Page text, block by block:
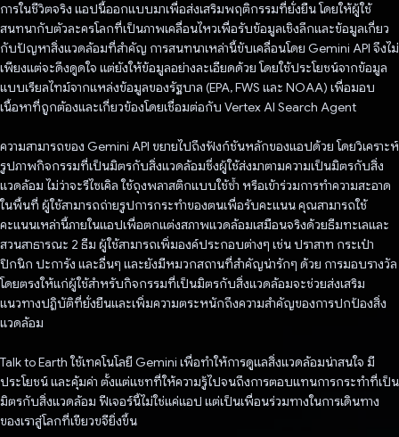
การในชีวิตจริง แอปนี้ออกแบบมาเพื่อส่งเสริมพฤติกรรมที่ยั่งยืน โดยให้ผู้ใช้
สนทนากับตัวละครโลกที่เป็นภาพเคลื่อนไหวเพื่อรับข้อมูลเชิงลึกและข้อมูลเกี่ยว
กับปัญหาสิ่งแวดล้อมที่สำคัญ การสนทนาเหล่านี้ขับเคลื่อนโดย Gemini API จึงไม่
เพียงแต่จะดึงดูดใจ แต่ยังให้ข้อมูลอย่างละเอียดด้วย โดยใช้ประโยชน์จากข้อมูล
แบบเรียลไทม์จากแหล่งข้อมูลของรัฐบาล (EPA, FWS และ NOAA) เพื่อมอบ
เนื้อหาที่ถูกต้องและเกี่ยวข้องโดยเชื่อมต่อกับ Vertex AI Search Agent
ความสามารถของ Gemini API ขยายไปถึงฟังก์ชันหลักของแอปด้วย โดยวิเคราะห์
รูปภาพกิจกรรมที่เป็นมิตรกับสิ่งแวดล้อมซึ่งผู้ใช้ส่งมาตามความเป็นมิตรกับสิ่ง
แวดล้อม ไม่ว่าจะรีไซเคิล ใช้ถุงพลาสติกแบบใช้ซ้ำ หรือเข้าร่วมการทำความสะอาด
ในพื้นที่ ผู้ใช้สามารถถ่ายรูปการกระทำของตนเพื่อรับคะแนน คุณสามารถใช้
คะแนนเหล่านี้ภายในแอปเพื่อตกแต่งสภาพแวดล้อมเสมือนจริงด้วยธีมทะเลและ
สวนสาธารณะ 2 ธีม ผู้ใช้สามารถเพิ่มองค์ประกอบต่างๆ เช่น ปราสาท กระเป๋า
ปิกนิก ปะการัง และอื่นๆ และยังมีหมวกสถานที่สำคัญน่ารักๆ ด้วย การมอบรางวัล
โดยตรงให้แก่ผู้ใช้สำหรับกิจกรรมที่เป็นมิตรกับสิ่งแวดล้อมจะช่วยส่งเสริม
แนวทางปฏิบัติที่ยั่งยืนและเพิ่มความตระหนักถึงความสำคัญของการปกป้องสิ่ง
แวดล้อม
Talk to Earth ใช้เทคโนโลยี Gemini เพื่อทำให้การดูแลสิ่งแวดล้อมน่าสนใจ มี
ประโยชน์ และคุ้มค่า ตั้งแต่แชทที่ให้ความรู้ไปจนถึงการตอบแทนการกระทําที่เป็น
มิตรกับสิ่งแวดล้อม ฟีเจอร์นี้ไม่ใช่แค่แอป แต่เป็นเพื่อนร่วมทางในการเดินทาง
ของเราสู่โลกที่เขียวขจียิ่งขึ้น